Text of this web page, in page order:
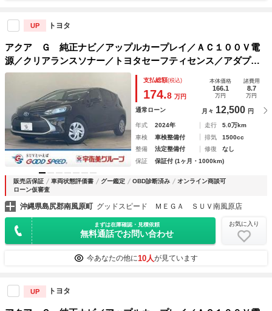
UP トヨタ
アクア Ｇ 純正ナビ／アップルカープレイ／ＡＣ１００Ｖ電
源／クリアランスソナー／トヨタセーフティセンス／アダプテ
ィブクルーズコントロール／オートハイビーム／バックカメラ
／ＥＴＣ／プッシュスタート・スマートキー
支払総額(税込)
174.8 万円
本体価格
166.1
万円
諸費用
8.7
万円
通常ローン 月々 12,500 円
年式 2024年 走行
5.0万km
車検
車検整備付 排気
1500cc
整備
法定整備付 修復
なし
保証
保証付 (1ヶ月・1000km)
販売店保証 車両状態評価書 グー鑑定 OBD診断済み
オンライン商談可
ローン仮審査
沖縄県島尻郡南風原町 グッドスピード ＭＥＧＡ ＳＵＶ南風原店
まずは在庫確認・見積依頼
無料通話でお問い合わせ
お気に入り
今あなたの他に10人が見ています
UP トヨタ